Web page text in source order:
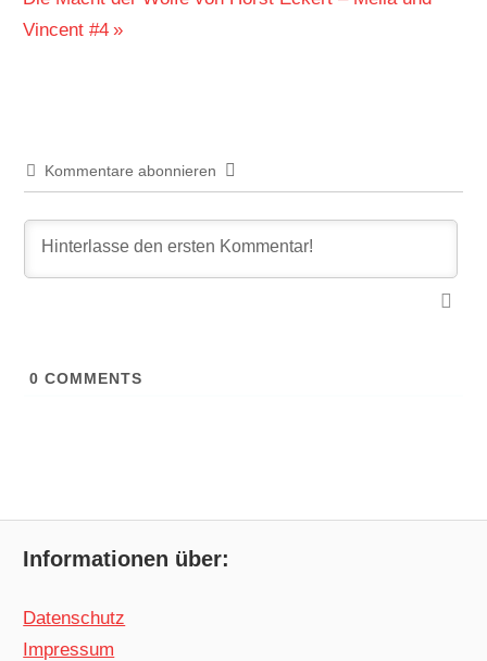
Beitrag:
Vincent #4
Kommentare abonnieren
0 COMMENTS
Informationen über:
Datenschutz
Impressum